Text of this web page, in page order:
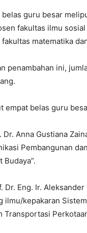
belas guru besar
fakultas ilmu
matematika
penambahan ini,
empat belas guru
Dr. Anna Gustiana
Pembangunan
Budaya”.
Dr. Eng. Ir. Aleksander
ilmu/kepakaran
Transportasi